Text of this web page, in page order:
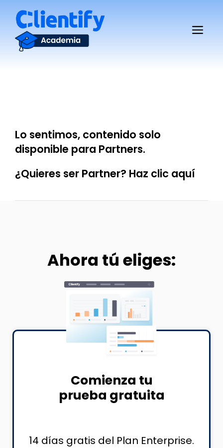
contenido
Lo sentimos, contenido solo
disponible para Partners.
¿Quieres ser Partner? Haz clic aquí
Ahora tú eliges:
Comienza tu
prueba gratuita
14 días gratis del Plan Enterprise.